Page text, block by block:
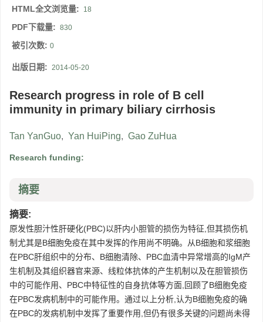
HTML全文浏览量: 18
PDF下载量: 830
被引次数: 0
出版日期: 2014-05-20
Research progress in role of B cell
immunity in primary biliary cirrhosis
Tan YanGuo, Yan HuiPing, Gao ZuHua
Research funding:
摘要
摘要:
原发性胆汁性肝硬化(PBC)以肝内小胆管的损伤为特征,但其损伤机
制尤其是B细胞免疫在其中发挥的作用尚不明确。从B细胞和浆细胞
在PBC肝组织中的分布、B细胞清除、PBC血清中异常增高的IgM产
生机制及其组织器官来源、线粒体抗体的产生机制以及在胆管损伤
中的可能作用、PBC中特征性的自身抗体等方面,回顾了B细胞免疫
在PBC发病机制中的可能作用。通过以上分析,认为B细胞免疫的确
在PBC的发病机制中发挥了重要作用,但仍有很多关键的问题尚未得